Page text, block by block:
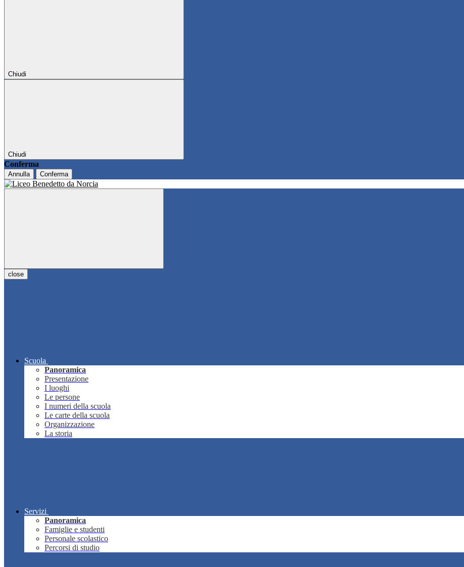
Chiudi
Chiudi
Conferma
Annulla Conferma
close
Scuola
Panoramica
Presentazione
I luoghi
Le persone
I numeri della scuola
Le carte della scuola
Organizzazione
La storia
Servizi
Panoramica
Famiglie e studenti
Personale scolastico
Percorsi di studio